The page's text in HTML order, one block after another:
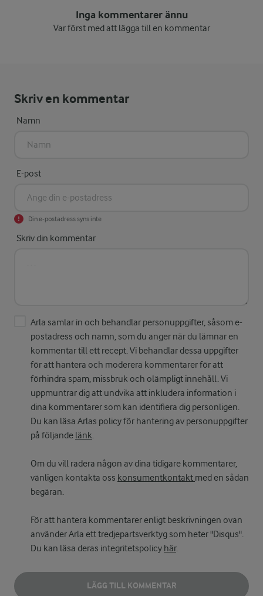
Inga kommentarer ännu
Var först med att lägga till en kommentar
Skriv en kommentar
Namn
E-post
Din e-postadress syns inte
Skriv din kommentar
Arla samlar in och behandlar personuppgifter, såsom e-
postadress och namn, som du anger när du lämnar en
kommentar till ett recept. Vi behandlar dessa uppgifter
för att hantera och moderera kommentarer för att
förhindra spam, missbruk och olämpligt innehåll. Vi
uppmuntrar dig att undvika att inkludera information i
dina kommentarer som kan identifiera dig personligen.
Du kan läsa Arlas policy för hantering av personuppgifter
på följande länk.
Om du vill radera någon av dina tidigare kommentarer,
vänligen kontakta oss konsumentkontakt med en sådan
begäran.
För att hantera kommentarer enligt beskrivningen ovan
använder Arla ett tredjepartsverktyg som heter "Disqus".
Du kan läsa deras integritetspolicy här.
LÄGG TILL KOMMENTAR